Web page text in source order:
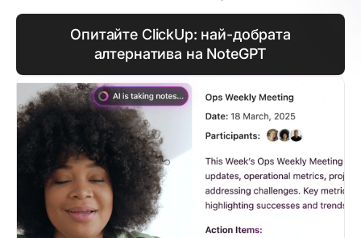
Опитайте ClickUp: най-добрата
алтернатива на NoteGPT